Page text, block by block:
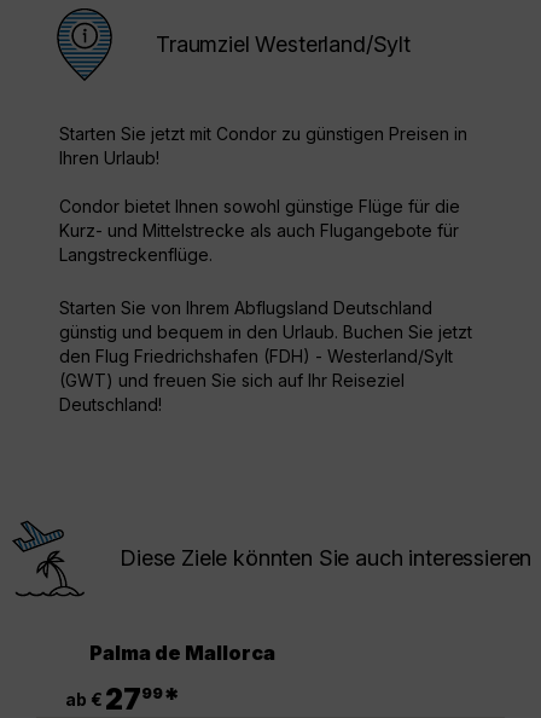
Traumziel Westerland/Sylt
Starten Sie jetzt mit Condor zu günstigen Preisen in
Ihren Urlaub!
Condor bietet Ihnen sowohl günstige Flüge für die
Kurz- und Mittelstrecke als auch Flugangebote für
Langstreckenflüge.
Starten Sie von Ihrem Abflugsland Deutschland
günstig und bequem in den Urlaub. Buchen Sie jetzt
den Flug Friedrichshafen (FDH) - Westerland/Sylt
(GWT) und freuen Sie sich auf Ihr Reiseziel
Deutschland!
Diese Ziele könnten Sie auch interessieren
Palma de Mallorca
ab € 2799*